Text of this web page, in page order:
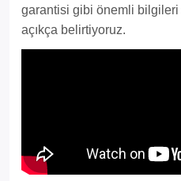
garantisi gibi önemli bilgileri
açıkça belirtiyoruz.